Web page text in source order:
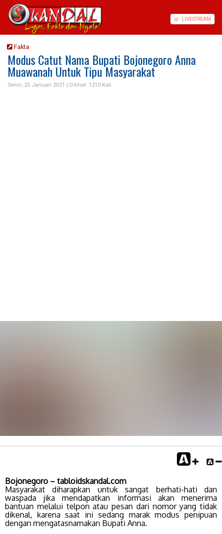
LIVESTREAM
Fakta
Modus Catut Nama Bupati Bojonegoro Anna
Muawanah Untuk Tipu Masyarakat
Senin, 25 Januari 2021 | Dilihat: 1210 Kali
Bojonegoro – tabloidskandal.com
Masyarakat diharapkan untuk sangat berhati-hati dan
waspada jika mendapatkan informasi akan menerima
bantuan melalui telpon atau pesan dari nomor yang tidak
dikenal, karena saat ini sedang marak modus penipuan
dengan mengatasnamakan Bupati Anna.